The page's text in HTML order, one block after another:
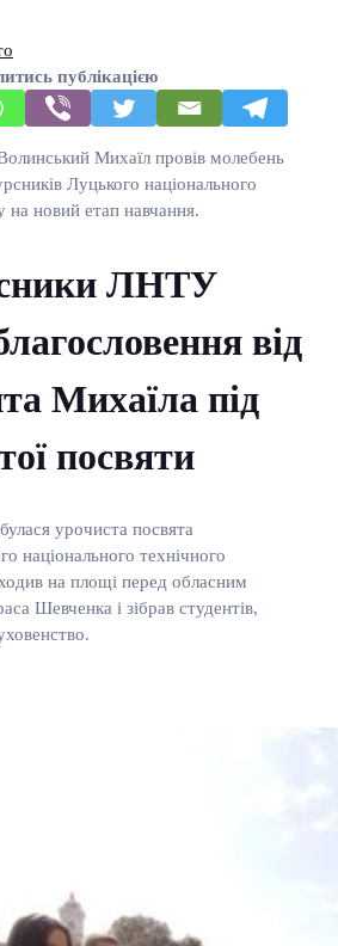
публікацією
Михаїл провів молебень
Луцького національного
на новий етап навчання.
ЛНТУ
від
Михаїла під
посвяти
урочиста посвята
національного технічного
на площі перед обласним
Шевченка і зібрав студентів,